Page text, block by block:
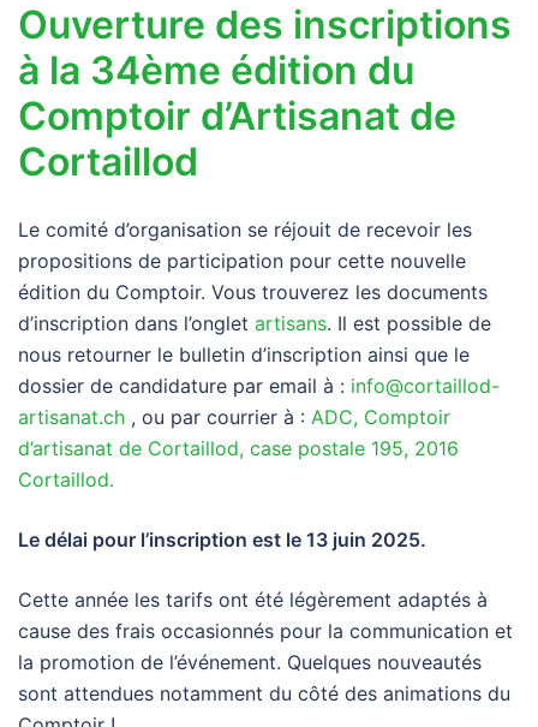
Ouverture des inscriptions
à la 34ème édition du
Comptoir d’Artisanat de
Cortaillod
Le comité d’organisation se réjouit de recevoir les
propositions de participation pour cette nouvelle
édition du Comptoir. Vous trouverez les documents
d’inscription dans l’onglet artisans. Il est possible de
nous retourner le bulletin d’inscription ainsi que le
dossier de candidature par email à : info@cortaillod-
artisanat.ch , ou par courrier à : ADC, Comptoir
d’artisanat de Cortaillod, case postale 195, 2016
Cortaillod.
Le délai pour l’inscription est le 13 juin 2025.
Cette année les tarifs ont été légèrement adaptés à
cause des frais occasionnés pour la communication et
la promotion de l’événement. Quelques nouveautés
sont attendues notamment du côté des animations du